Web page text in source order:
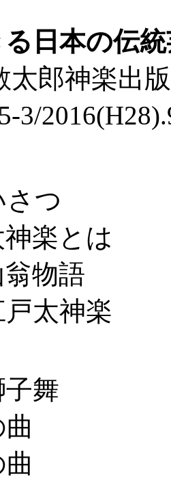
る日本の伝
太郎神楽出
3/
さつ
楽とは
物語
戸太神
子舞
曲
曲